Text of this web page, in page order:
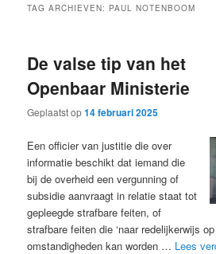
TAG ARCHIEVEN: PAUL NOTENBOOM
De valse tip van het
Openbaar Ministerie
Geplaatst op14 februari 2025
Een officier van justitie die over
informatie beschikt dat iemand die
bij de overheid een vergunning of
subsidie aanvraagt in relatie staat tot
gepleegde strafbare feiten, of
strafbare feiten die ‘naar redelijkerwijs
omstandigheden kan worden … Lees